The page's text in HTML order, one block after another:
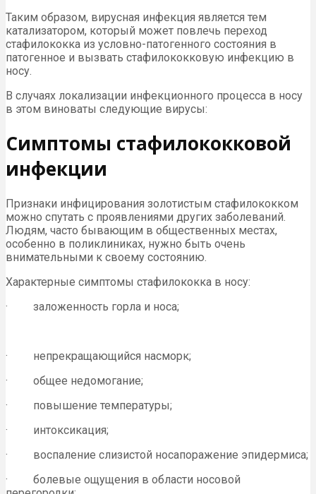
Таким образом, вирусная инфекция является тем
катализатором, который может повлечь переход
стафилококка из условно-патогенного состояния в
патогенное и вызвать стафилококковую инфекцию в
носу.
В случаях локализации инфекционного процесса в носу
в этом виноваты следующие вирусы:
Симптомы стафилококковой
инфекции
Признаки инфицирования золотистым стафилококком
можно спутать с проявлениями других заболеваний.
Людям, часто бывающим в общественных местах,
особенно в поликлиниках, нужно быть очень
внимательными к своему состоянию.
Характерные симптомы стафилококка в носу:
· заложенность горла и носа;
· непрекращающийся насморк;
· общее недомогание;
· повышение температуры;
· интоксикация;
· воспаление слизистой носапоражение эпидермиса;
· болевые ощущения в области носовой